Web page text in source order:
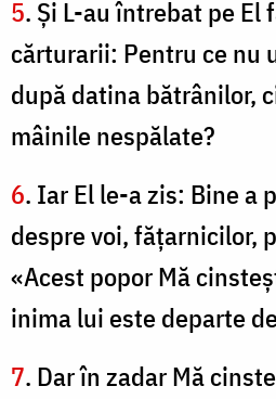
5. Şi L-au întrebat pe El
cărturarii: Pentru ce nu
după datina bătrânilor,
mâinile nespălate?
6. Iar El le-a zis: Bine a
despre voi, făţarnicilor,
«Acest popor Mă
inima lui este departe
7. Dar în zadar Mă